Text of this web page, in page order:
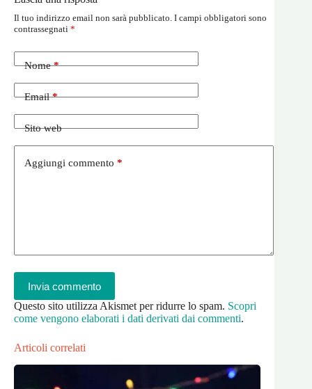
Il tuo indirizzo email non sarà pubblicato. I campi obbligatori sono
contrassegnati *
Nome*
Email*
Sito web
Aggiungi commento *
Invia commento
Questo sito utilizza Akismet per ridurre lo spam. Scopri
come vengono elaborati i dati derivati dai commenti.
Articoli correlati